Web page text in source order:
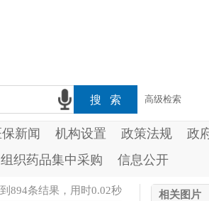
高级检索
保新闻 机构设置 政策法规 政
织药品集中采购 信息公开
相关图片
894条结果，用时0.02秒